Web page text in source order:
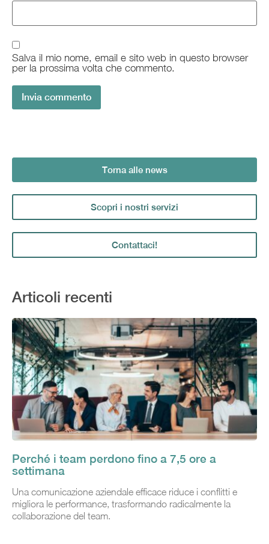
Salva il mio nome, email e sito web in questo browser
per la prossima volta che commento.
Torna alle news
Scopri i nostri servizi
Contattaci!
Articoli recenti
Perché i team perdono fino a 7,5 ore a
settimana
Una comunicazione aziendale efficace riduce i conflitti e
migliora le performance, trasformando radicalmente la
collaborazione del team.